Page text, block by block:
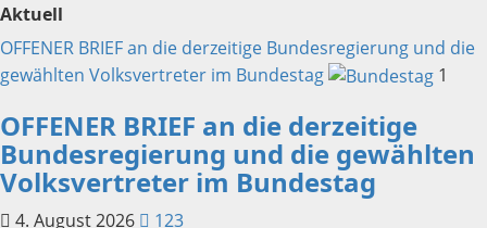
Aktuell
OFFENER BRIEF an die derzeitige Bundesregierung und die
gewählten Volksvertreter im Bundestag
1
OFFENER BRIEF an die derzeitige
Bundesregierung und die gewählten
Volksvertreter im Bundestag
4. August 2026
123